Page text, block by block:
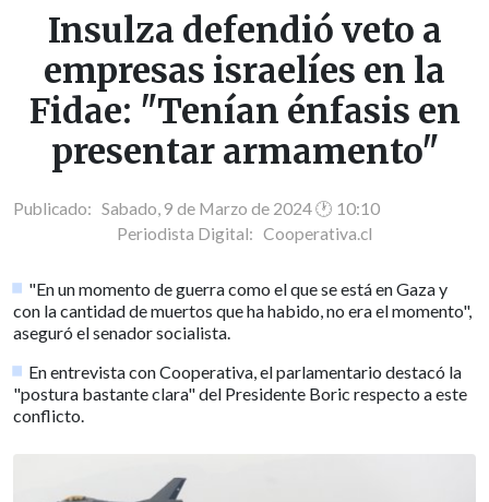
Insulza defendió veto a
empresas israelíes en la
Fidae: "Tenían énfasis en
presentar armamento"
Publicado: Sabado, 9 de Marzo de 2024 🕐 10:10
Periodista Digital: Cooperativa.cl
"En un momento de guerra como el que se está en Gaza y
con la cantidad de muertos que ha habido, no era el momento",
aseguró el senador socialista.
En entrevista con Cooperativa, el parlamentario destacó la
"postura bastante clara" del Presidente Boric respecto a este
conflicto.